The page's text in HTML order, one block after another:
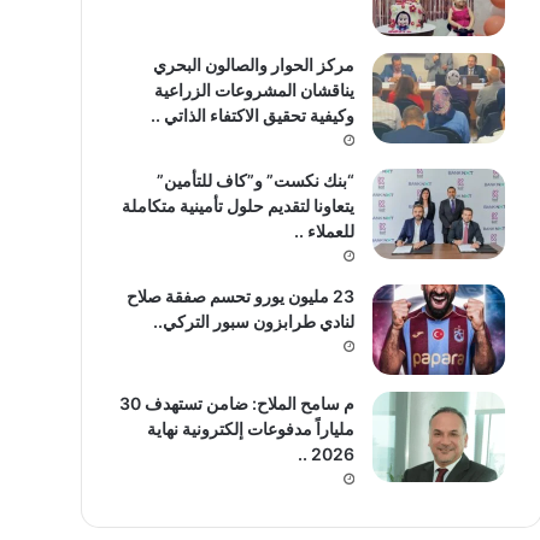
مركز الحوار والصالون البحري
يناقشان المشروعات الزراعية
وكيفية تحقيق الاكتفاء الذاتي ..
“بنك نكست” و”كاف للتأمين”
يتعاونا لتقديم حلول تأمينية متكاملة
للعملاء ..
23 مليون يورو تحسم صفقة صلاح
لنادي طرابزون سبور التركي..
م سامح الملاح: ضامن تستهدف 30
ملياراً مدفوعات إلكترونية نهاية
2026 ..